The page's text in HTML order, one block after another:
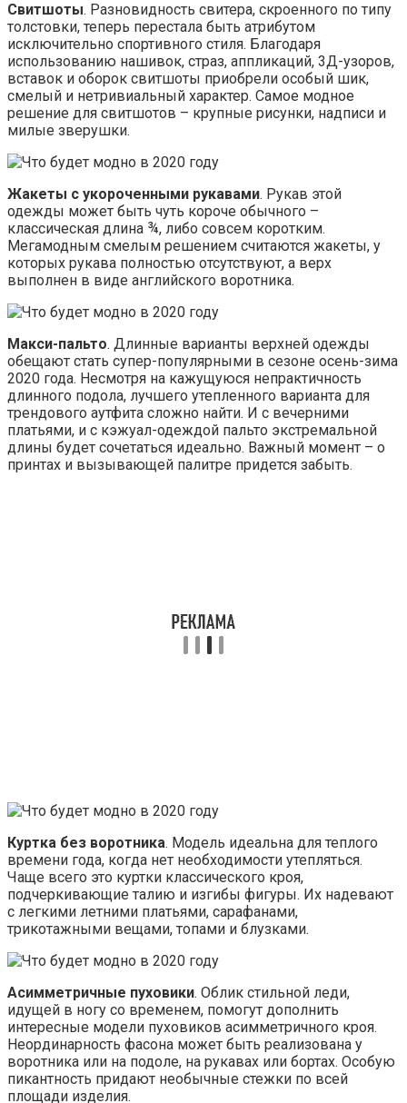
Свитшоты. Разновидность свитера, скроенного по типу
толстовки, теперь перестала быть атрибутом
исключительно спортивного стиля. Благодаря
использованию нашивок, страз, аппликаций, 3Д-узоров,
вставок и оборок свитшоты приобрели особый шик,
смелый и нетривиальный характер. Самое модное
решение для свитшотов – крупные рисунки, надписи и
милые зверушки.
Жакеты с укороченными рукавами. Рукав этой
одежды может быть чуть короче обычного –
классическая длина ¾, либо совсем коротким.
Мегамодным смелым решением считаются жакеты, у
которых рукава полностью отсутствуют, а верх
выполнен в виде английского воротника.
Макси-пальто. Длинные варианты верхней одежды
обещают стать супер-популярными в сезоне осень-зима
2020 года. Несмотря на кажущуюся непрактичность
длинного подола, лучшего утепленного варианта для
трендового аутфита сложно найти. И с вечерними
платьями, и с кэжуал-одеждой пальто экстремальной
длины будет сочетаться идеально. Важный момент – о
принтах и вызывающей палитре придется забыть.
Куртка без воротника. Модель идеальна для теплого
времени года, когда нет необходимости утепляться.
Чаще всего это куртки классического кроя,
подчеркивающие талию и изгибы фигуры. Их надевают
с легкими летними платьями, сарафанами,
трикотажными вещами, топами и блузками.
Асимметричные пуховики. Облик стильной леди,
идущей в ногу со временем, помогут дополнить
интересные модели пуховиков асимметричного кроя.
Неординарность фасона может быть реализована у
воротника или на подоле, на рукавах или бортах. Особую
пикантность придают необычные стежки по всей
площади изделия.